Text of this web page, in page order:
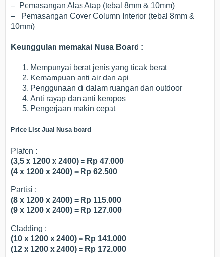
– Pemasangan Alas Atap (tebal 8mm & 10mm)
– Pemasangan Cover Column Interior (tebal 8mm &
10mm)
Keunggulan memakai Nusa Board :
Mempunyai berat jenis yang tidak berat
Kemampuan anti air dan api
Penggunaan di dalam ruangan dan outdoor
Anti rayap dan anti keropos
Pengerjaan makin cepat
Price List Jual Nusa board
Plafon :
(3,5 x 1200 x 2400) = Rp 47.000
(4 x 1200 x 2400) = Rp 62.500
Partisi :
(8 x 1200 x 2400) = Rp 115.000
(9 x 1200 x 2400) = Rp 127.000
Cladding :
(10 x 1200 x 2400) = Rp 141.000
(12 x 1200 x 2400) = Rp 172.000